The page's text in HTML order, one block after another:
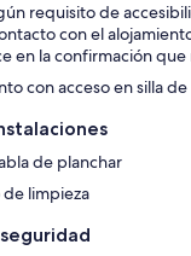
requisito de
con el
en la confirmación que
con acceso en silla
de planchar
de limpieza